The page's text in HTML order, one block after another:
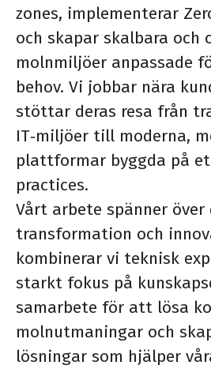
zones, implementerar
och skapar skalbara och
molnmiljöer anpassade
behov. Vi jobbar nära
stöttar deras resa från
IT‑miljöer till moderna,
plattformar byggda på
practices.
Vårt arbete spänner
transformation och
kombinerar vi teknisk
starkt fokus på
samarbete för att lösa
molnutmaningar och
lösningar som hjälper